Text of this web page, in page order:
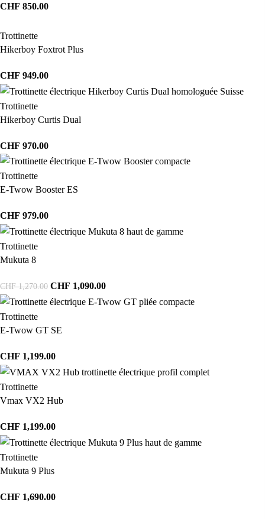
CHF 850.00
Trottinette
Hikerboy Foxtrot Plus
CHF 949.00
Trottinette
Hikerboy Curtis Dual
CHF 970.00
Trottinette
E-Twow Booster ES
CHF 979.00
Trottinette
Mukuta 8
CHF1,270.00 CHF 1,090.00
Trottinette
E-Twow GT SE
CHF 1,199.00
Trottinette
Vmax VX2 Hub
CHF 1,199.00
Trottinette
Mukuta 9 Plus
CHF 1,690.00